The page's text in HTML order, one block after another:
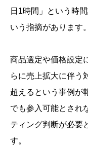
日1時間」という時
いう指摘があります。
商品選定や価格設定
らに売上拡大に伴う
超えるという事例が
でも参入可能とされ
ティング判断が必要
す。